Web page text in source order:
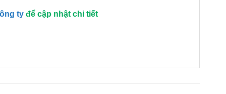
ty để cập nhật chi tiết